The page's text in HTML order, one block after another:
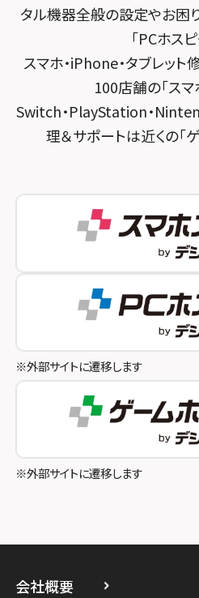
スマホスピタル練馬
スマホスピタル 神田
スマホスピタル三軒茶屋
スマホスピタル秋葉原
スマホスピタル 自由が丘
スマホスピタルオリナス錦
スマホスピタル テルル成
スマホスピタル池袋
スマホスピタル八王子
スマホスピタル町田
スマホスピタル吉祥寺
スマホスピタル立川
スマホスピタル烏丸
スマホスピタル 京都宇治
スマホスピタル 福知山
スマホスピタル神戸三宮
スマホスピタル by デジ
スマホスピタル伊丹
スマホスピタル奈良生駒
スマホスピタル和歌山
タル機器全般の設定やお困
「PCホス
スマホ・iPhone・タブレッ
100店舗の「スマ
Switch・PlayStation・
理＆サポートは近くの「
※外部サイトに遷移します
※外部サイトに遷移します
会社概要